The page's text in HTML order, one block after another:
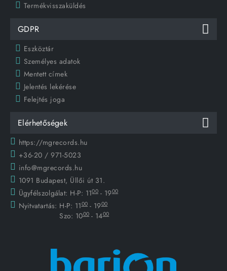
Termékvisszaküldés
GDPR
Eszköztár
Személyes adatok
Mentett címek
Jelentés lekérése
Felejtés joga
Elérhetőségek
https://mgrecords.hu
+36-20 / 971-5023
info@mgrecords.hu
1091 Budapest, Üllői út 31.
Ügyfélszolgálat: H-P: 1100 - 1900
Nyitvatartás: H-P: 1100 - 1900
Szo: 1000 - 1400